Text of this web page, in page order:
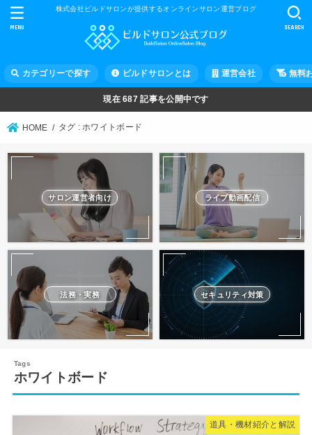
株式会社ビルドサロンが提供するオンラインサロン運営ブログ
カテゴリーで探す ビルドサロンとは 運営会社 無料
SEARCH
MENU
現在687 記事を公開中です
HOME タグ : ホワイトボード
サロン運営者向け ライブ動画配信
法務・実務 セキュリティ対策
ホワイトボード
道具・機材紹介と解説